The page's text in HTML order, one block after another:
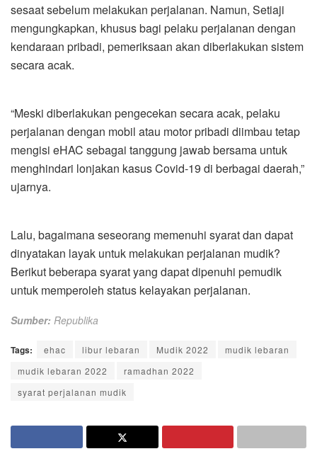
sesaat sebelum melakukan perjalanan. Namun, Setiaji
mengungkapkan, khusus bagi pelaku perjalanan dengan
kendaraan pribadi, pemeriksaan akan diberlakukan sistem
secara acak.
“Meski diberlakukan pengecekan secara acak, pelaku
perjalanan dengan mobil atau motor pribadi diimbau tetap
mengisi eHAC sebagai tanggung jawab bersama untuk
menghindari lonjakan kasus Covid-19 di berbagai daerah,”
ujarnya.
Lalu, bagaimana seseorang memenuhi syarat dan dapat
dinyatakan layak untuk melakukan perjalanan mudik?
Berikut beberapa syarat yang dapat dipenuhi pemudik
untuk memperoleh status kelayakan perjalanan.
Sumber: Republika
Tags: ehac libur lebaran Mudik 2022
mudik lebaran
mudik lebaran 2022
ramadhan 2022
syarat perjalanan mudik